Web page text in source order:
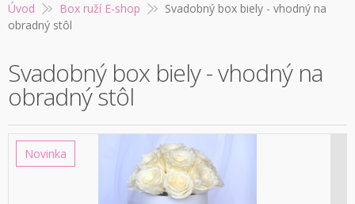
Úvod Box ruží E-shop
Svadobný box biely - vhodný na
obradný stôl
Svadobný box biely - vhodný na
obradný stôl
Novinka